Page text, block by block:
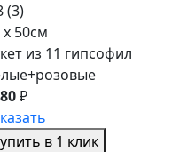
(3)
x 50см
из 11 гипсофил
₽
в 1 клик